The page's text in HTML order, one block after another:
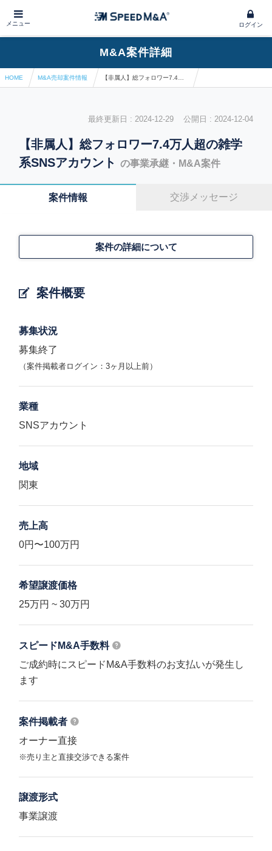
メニュー ログイン
M&A案件詳細
HOME M&A売却案件情報
最終更新日 : 2024-12-29 公開日 : 2024-12-04
【非属人】総フォロワー7.4万人超の雑学
系SNSアカウント
の事業承継・M&A案件
案件情報 交渉メッセージ
案件概要
案件の詳細について
募集状況
募集終了
（案件掲載者ログイン：3ヶ月以上前）
業種
SNSアカウント
地域
関東
売上高
0円〜100万円
希望譲渡価格
25万円 ~ 30万円
スピードM&A手数料
ご成約時にスピードM&A手数料のお支払いが発生し
ます
案件掲載者
オーナー直接
※売り主と直接交渉できる案件
譲渡形式
事業譲渡